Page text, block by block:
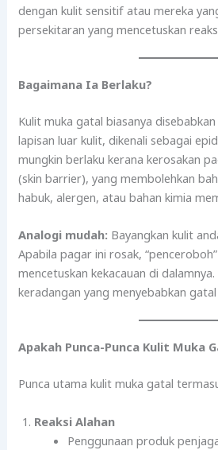
dengan kulit sensitif atau mereka
persekitaran yang mencetuskan
Bagaimana Ia Berlaku?
Kulit muka gatal biasanya
lapisan luar kulit, dikenali sebagai
mungkin berlaku kerana kerosakan
(skin barrier), yang membolehkan
habuk, alergen, atau bahan kimia
Analogi mudah: Bayangkan kulit
Apabila pagar ini rosak,
mencetuskan kekacauan di dalamnya.
keradangan yang menyebabkan
Apakah Punca-Punca Kulit Muka
Punca utama kulit muka gatal
Reaksi Alahan
Penggunaan produk